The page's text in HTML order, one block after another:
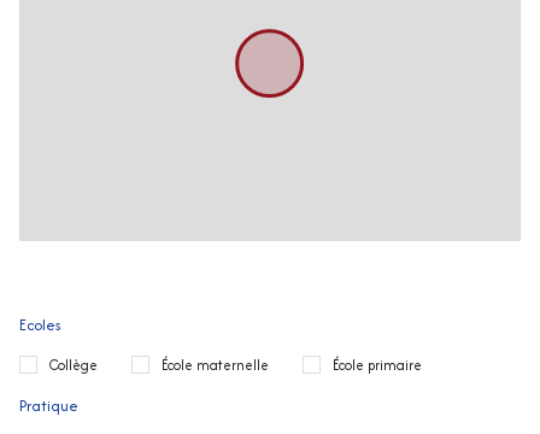
Ecoles
Collège École maternelle École primaire
Pratique